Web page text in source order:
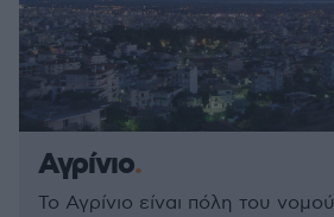
Αγρίνιο
Το Αγρίνιο είναι πόλη του νομού